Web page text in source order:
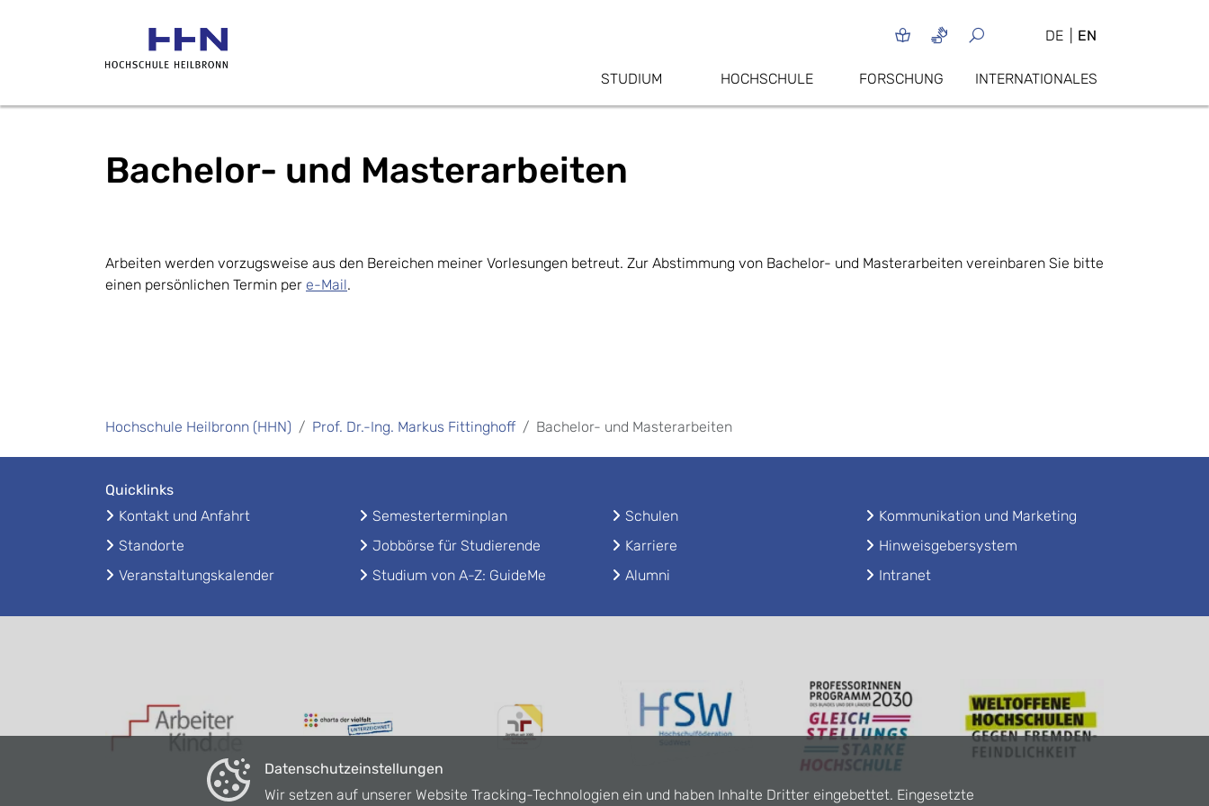
DE EN
STUDIUM HOCHSCHULE FORSCHUNG INTERNATIONALES
Bachelor- und Masterarbeiten
Arbeiten werden vorzugsweise aus den Bereichen meiner Vorlesungen betreut. Zur Abstimmung von Bachelor- und Masterarbeiten vereinbaren Sie bitte
einen persönlichen Termin per e-Mail.
Hochschule Heilbronn (HHN) Prof. Dr.-Ing. Markus Fittinghoff Bachelor- und Masterarbeiten
Quicklinks
Kontakt und Anfahrt
Standorte
Veranstaltungskalender
Semesterterminplan
Jobbörse für Studierende
Studium von A-Z: GuideMe
Schulen
Karriere
Alumni
Kommunikation und Marketing
Hinweisgebersystem
Intranet
Datenschutzeinstellungen
Wir setzen auf unserer Website Tracking-Technologien ein und haben Inhalte Dritter eingebettet. Eingesetzte